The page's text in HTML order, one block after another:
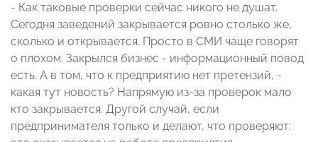
- Как таковые проверки сейчас никого не душат.
Сегодня заведений закрывается ровно столько же,
сколько и открывается. Просто в СМИ чаще говорят
о плохом. Закрылся бизнес - информационный повод
есть. А в том, что к предприятию нет претензий, -
какая тут новость? Напрямую из-за проверок мало
кто закрывается. Другой случай, если
предпринимателя только и делают, что проверяют: